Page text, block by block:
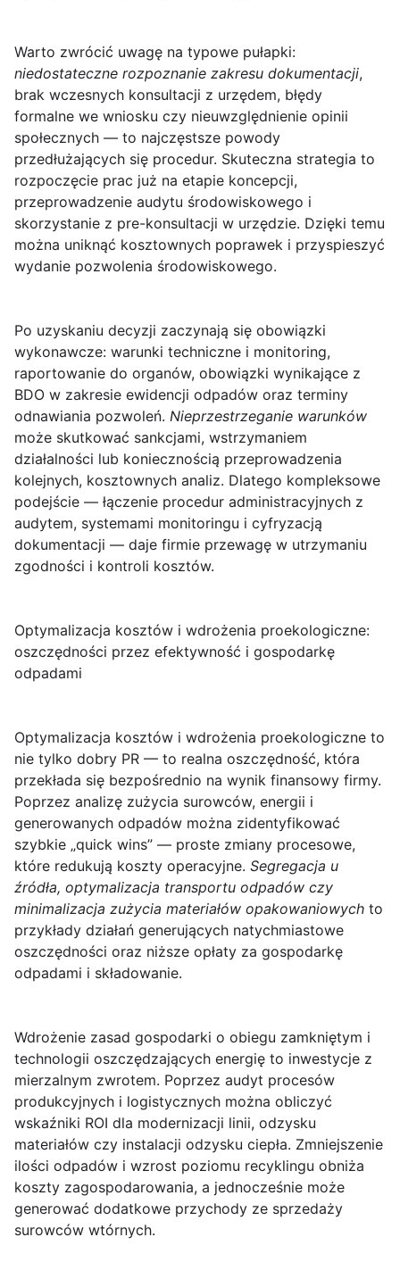
Warto zwrócić uwagę na typowe pułapki:
niedostateczne rozpoznanie zakresu dokumentacji,
brak wczesnych konsultacji z urzędem, błędy
formalne we wniosku czy nieuwzględnienie opinii
społecznych — to najczęstsze powody
przedłużających się procedur. Skuteczna strategia to
rozpoczęcie prac już na etapie koncepcji,
przeprowadzenie audytu środowiskowego i
skorzystanie z pre-konsultacji w urzędzie. Dzięki temu
można uniknąć kosztownych poprawek i przyspieszyć
wydanie pozwolenia środowiskowego.
Po uzyskaniu decyzji zaczynają się obowiązki
wykonawcze: warunki techniczne i monitoring,
raportowanie do organów, obowiązki wynikające z
BDO w zakresie ewidencji odpadów oraz terminy
odnawiania pozwoleń. Nieprzestrzeganie warunków
może skutkować sankcjami, wstrzymaniem
działalności lub koniecznością przeprowadzenia
kolejnych, kosztownych analiz. Dlatego kompleksowe
podejście — łączenie procedur administracyjnych z
audytem, systemami monitoringu i cyfryzacją
dokumentacji — daje firmie przewagę w utrzymaniu
zgodności i kontroli kosztów.
Optymalizacja kosztów i wdrożenia proekologiczne:
oszczędności przez efektywność i gospodarkę
odpadami
Optymalizacja kosztów i wdrożenia proekologiczne to
nie tylko dobry PR — to realna oszczędność, która
przekłada się bezpośrednio na wynik finansowy firmy.
Poprzez analizę zużycia surowców, energii i
generowanych odpadów można zidentyfikować
szybkie „quick wins” — proste zmiany procesowe,
które redukują koszty operacyjne. Segregacja u
źródła, optymalizacja transportu odpadów czy
minimalizacja zużycia materiałów opakowaniowych to
przykłady działań generujących natychmiastowe
oszczędności oraz niższe opłaty za gospodarkę
odpadami i składowanie.
Wdrożenie zasad gospodarki o obiegu zamkniętym i
technologii oszczędzających energię to inwestycje z
mierzalnym zwrotem. Poprzez audyt procesów
produkcyjnych i logistycznych można obliczyć
wskaźniki ROI dla modernizacji linii, odzysku
materiałów czy instalacji odzysku ciepła. Zmniejszenie
ilości odpadów i wzrost poziomu recyklingu obniża
koszty zagospodarowania, a jednocześnie może
generować dodatkowe przychody ze sprzedaży
surowców wtórnych.